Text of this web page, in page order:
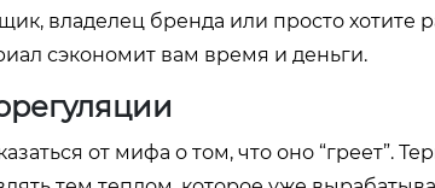
владелец бренда или просто хотите
сэкономит вам время и деньги.
от мифа о том, что оно “греет”.